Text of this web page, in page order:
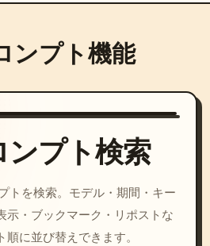
ンプト機能
プト検索
トを検索。モデル・期間・キー
示・ブックマーク・リポストな
に並び替えできます。